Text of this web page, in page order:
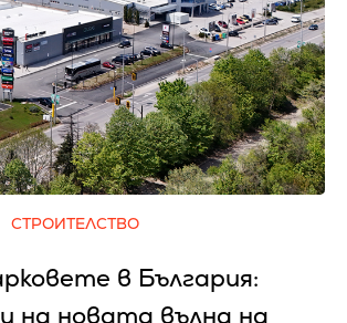
СТРОИТЕЛСТВО
в България:
на новата вълна на